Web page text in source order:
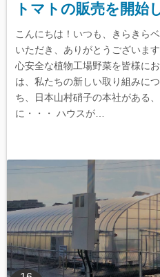
トマトの販売を開始
こんにちは！いつも、きらきら
いただき、ありがとうございま
心安全な植物工場野菜を皆様に
は、私たちの新しい取り組みに
ち、日本山村硝子の本社がある
に・・・ ハウスが…